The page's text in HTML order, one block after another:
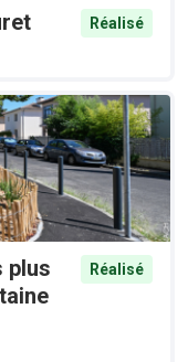
Réalisé
plus
Réalisé